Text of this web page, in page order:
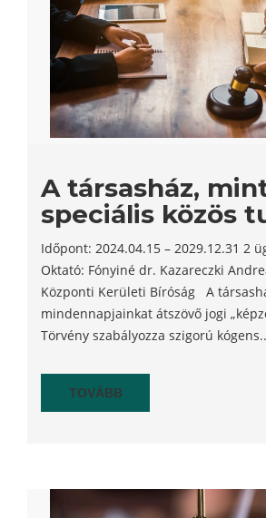
A társasház,
speciális közös
Időpont: 2024.04.15 – 2029.12.31 2
Oktató: Fónyiné dr. Kazareczki
Központi Kerületi Bíróság A
mindennapjainkat átszövő jogi
Törvény szabályozza szigorú
TOVÁBB